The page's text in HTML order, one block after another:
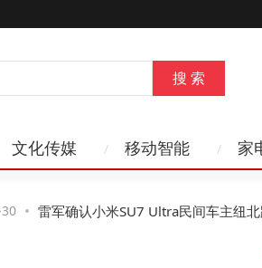
文化传媒 移动智能 家
雷军确认小米SU7 Ultra民间车主纽北跑